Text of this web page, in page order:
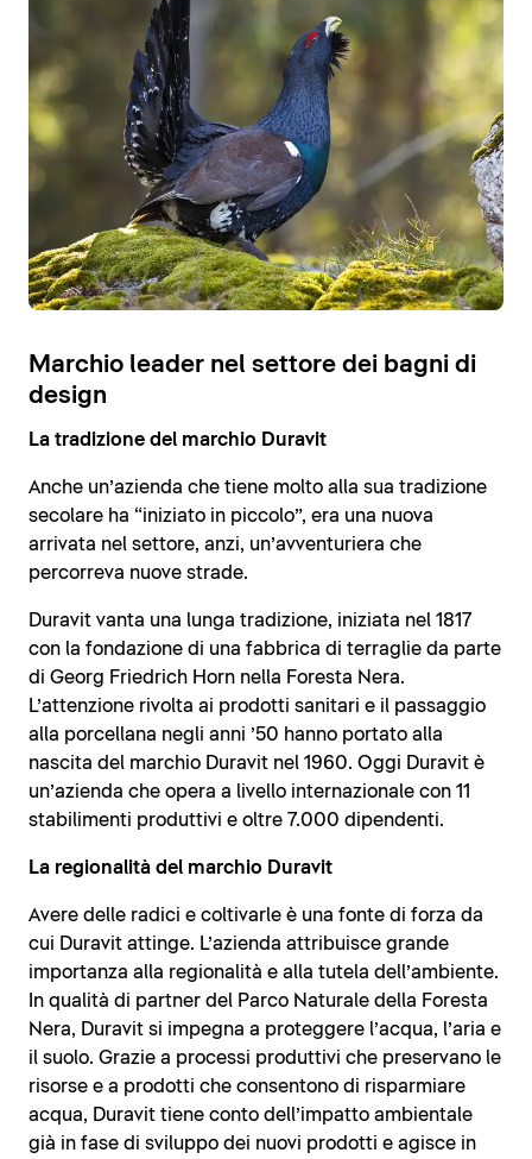
Marchio leader nel settore dei bagni di
design
La tradizione del marchio Duravit
Anche un’azienda che tiene molto alla sua tradizione
secolare ha “iniziato in piccolo”, era una nuova
arrivata nel settore, anzi, un’avventuriera che
percorreva nuove strade.
Duravit vanta una lunga tradizione, iniziata nel 1817
con la fondazione di una fabbrica di terraglie da parte
di Georg Friedrich Horn nella Foresta Nera.
L’attenzione rivolta ai prodotti sanitari e il passaggio
alla porcellana negli anni ’50 hanno portato alla
nascita del marchio Duravit nel 1960. Oggi Duravit è
un’azienda che opera a livello internazionale con 11
stabilimenti produttivi e oltre 7.000 dipendenti.
La regionalità del marchio Duravit
Avere delle radici e coltivarle è una fonte di forza da
cui Duravit attinge. L’azienda attribuisce grande
importanza alla regionalità e alla tutela dell’ambiente.
In qualità di partner del Parco Naturale della Foresta
Nera, Duravit si impegna a proteggere l’acqua, l’aria e
il suolo. Grazie a processi produttivi che preservano le
risorse e a prodotti che consentono di risparmiare
acqua, Duravit tiene conto dell’impatto ambientale
già in fase di sviluppo dei nuovi prodotti e agisce in